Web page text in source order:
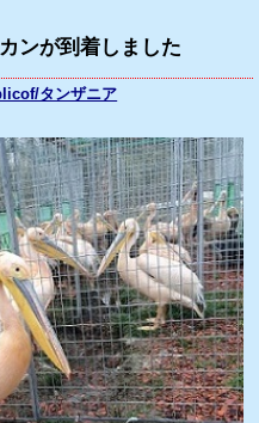
ンが到着しました
タンザニア